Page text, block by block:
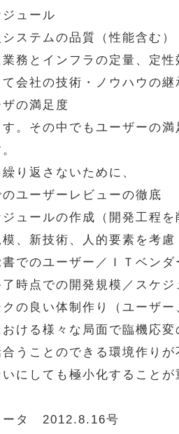
ュール
ステムの品質（性能含む）
業務とインフラの定量、定性
会社の技術・ノウハウの継
の満足度
。その中でもユーザーの
り返さないために、
ユーザーレビューの徹底
ュールの作成（開発工程を
新技術、人的要素を考慮
書でのユーザー／ＩＴベン
了時点での開発規模／スケ
の良い体制作り（ユーザー
おける様々な局面で臨機応
うことのできる環境作り
にしても極小化することが
ータ 2012.8.16号